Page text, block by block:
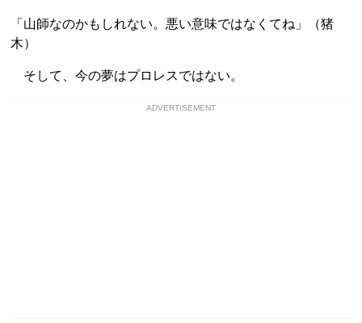
「山師なのかもしれない。悪い意味ではなくてね」（猪
木）
そして、今の夢はプロレスではない。
ADVERTISEMENT